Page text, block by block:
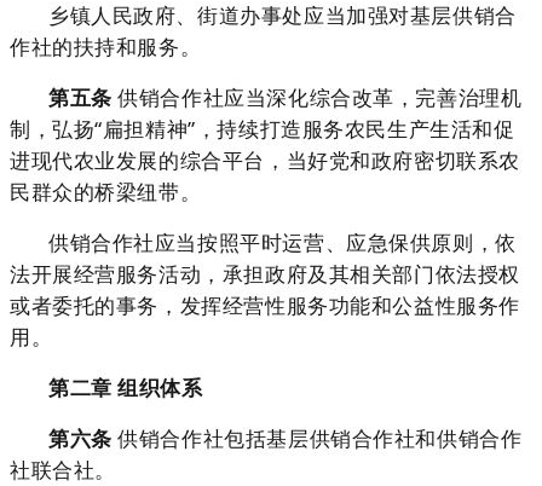
乡镇人民政府、街道办事处应当加强对基层供销合
作社的扶持和服务。
第五条 供销合作社应当深化综合改革，完善治理机
制，弘扬“扁担精神”，持续打造服务农民生产生活和促
进现代农业发展的综合平台，当好党和政府密切联系农
民群众的桥梁纽带。
供销合作社应当按照平时运营、应急保供原则，依
法开展经营服务活动，承担政府及其相关部门依法授权
或者委托的事务，发挥经营性服务功能和公益性服务作
用。
第二章 组织体系
第六条 供销合作社包括基层供销合作社和供销合作
社联合社。